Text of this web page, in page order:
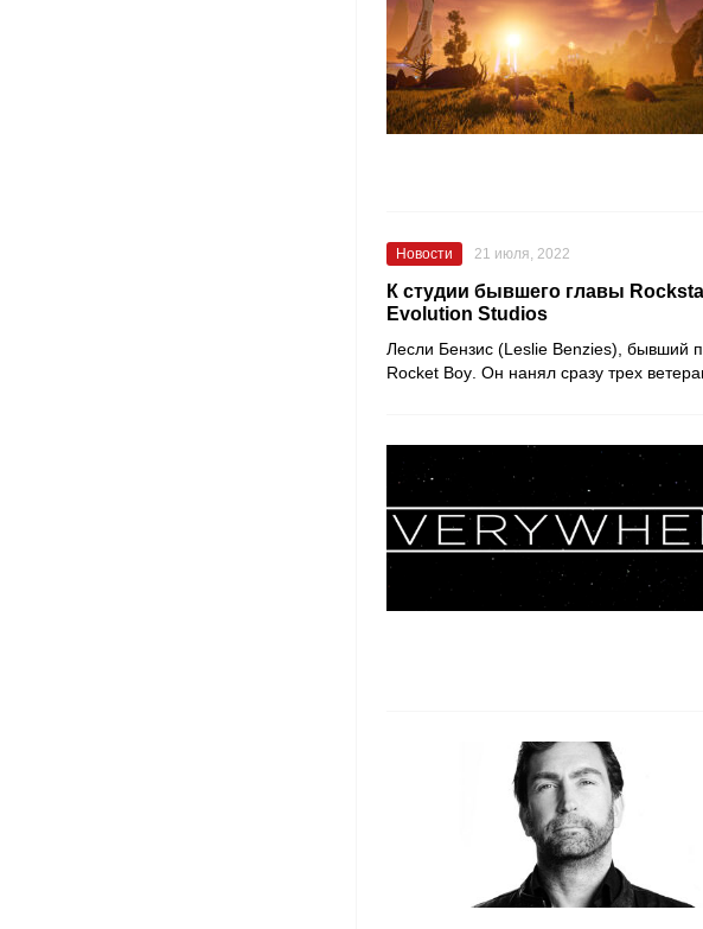
Новости 21 июля, 2022
К студии бывшего главы
Evolution Studios
Лесли Бензис (Leslie Benzies), бывший
Rocket Boy . Он нанял сразу трех